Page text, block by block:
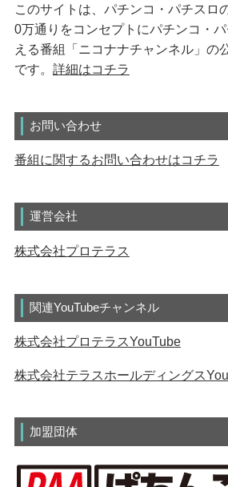
このサイトは、パチンコ・パチスロ
0万通りをコンセプトにパチンコ・
える番組「ニコナナチャンネル」の
です。 詳細はコチラ
お問い合わせ
番組に関するお問い合わせはコチラ
運営会社
株式会社プロテラス
関連YouTubeチャンネル
株式会社プロテラスYouTube
株式会社テラスホールディングス
加盟団体